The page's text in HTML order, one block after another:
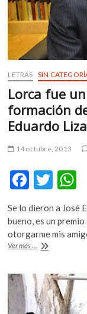
LETRAS SIN
Lorca fue
formación
Eduardo
14 octubre, 2013
F
e
b
o
o
k
T
itt
er s
p
Se lo dieron a José
bueno, es un
otorgarme mis
Ver más ...
Lorca
poeta
que
sí
que